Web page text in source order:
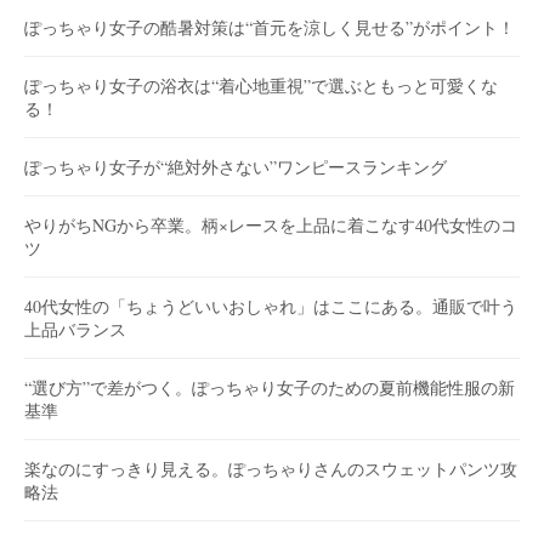
ぽっちゃり女子の酷暑対策は“首元を涼しく見せる”がポイント！
ぽっちゃり女子の浴衣は“着心地重視”で選ぶともっと可愛くな
る！
ぽっちゃり女子が“絶対外さない”ワンピースランキング
やりがちNGから卒業。柄×レースを上品に着こなす40代女性のコ
ツ
40代女性の「ちょうどいいおしゃれ」はここにある。通販で叶う
上品バランス
“選び方”で差がつく。ぽっちゃり女子のための夏前機能性服の新
基準
楽なのにすっきり見える。ぽっちゃりさんのスウェットパンツ攻
略法